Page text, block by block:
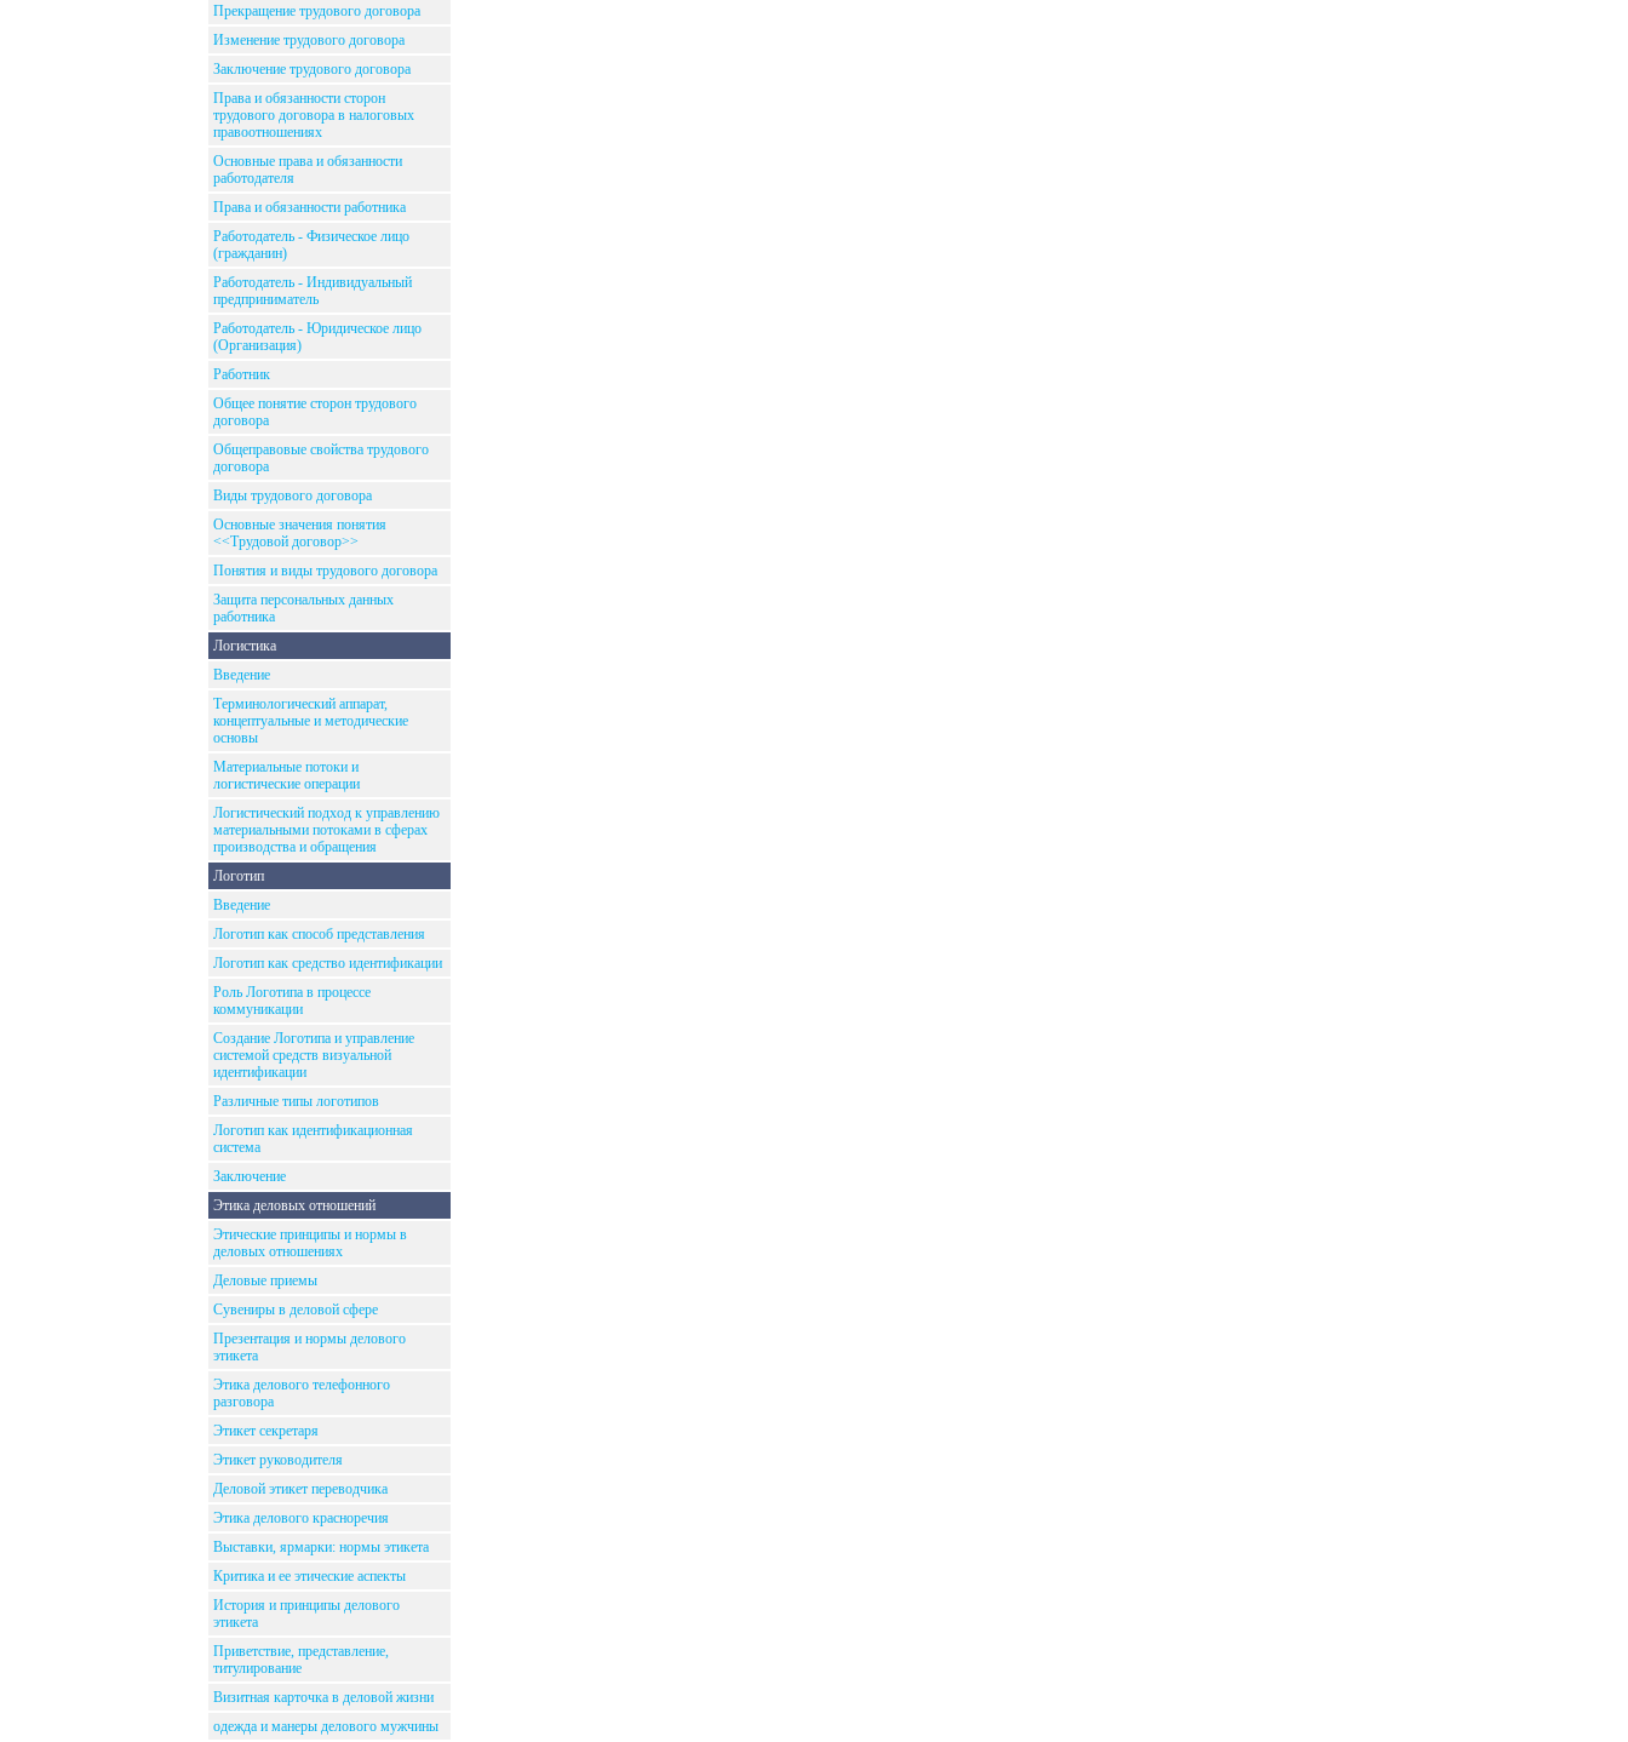
Прекращение трудового договора
Изменение трудового договора
Заключение трудового договора
Права и обязанности сторон
трудового договора в налоговых
правоотношениях
Основные права и обязанности
работодателя
Права и обязанности работника
Работодатель - Физическое лицо
(гражданин)
Работодатель - Индивидуальный
предприниматель
Работодатель - Юридическое лицо
(Организация)
Работник
Общее понятие сторон трудового
договора
Общеправовые свойства трудового
договора
Виды трудового договора
Основные значения понятия
<<Трудовой договор>>
Понятия и виды трудового договора
Защита персональных данных
работника
Логистика
Введение
Терминологический аппарат,
концептуальные и методические
основы
Материальные потоки и
логистические операции
Логистический подход к управлению
материальными потоками в сферах
производства и обращения
Логотип
Введение
Логотип как способ представления
Логотип как средство идентификации
Роль Логотипа в процессе
коммуникации
Создание Логотипа и управление
системой средств визуальной
идентификации
Различные типы логотипов
Логотип как идентификационная
система
Заключение
Этика деловых отношений
Этические принципы и нормы в
деловых отношениях
Деловые приемы
Сувениры в деловой сфере
Презентация и нормы делового
этикета
Этика делового телефонного
разговора
Этикет секретаря
Этикет руководителя
Деловой этикет переводчика
Этика делового красноречия
Выставки, ярмарки: нормы этикета
Критика и ее этические аспекты
История и принципы делового
этикета
Приветствие, представление,
титулирование
Визитная карточка в деловой жизни
одежда и манеры делового мужчины